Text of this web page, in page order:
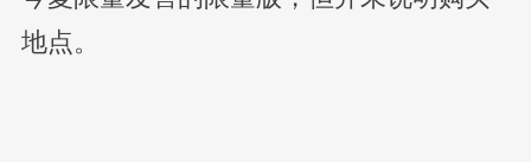
地点。